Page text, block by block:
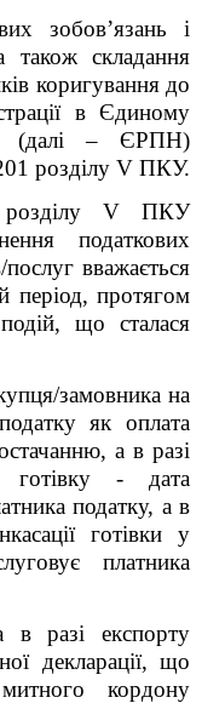
зобов’язань і
складання
коригування до
в Єдиному
(далі – ЄРПН)
розділу V ПКУ.
VПКУ
податкових
вважається
період, протягом
що сталася
замовника на
як оплата
а в разі
готівку - дата
податку, а в
готівки у
платника
в разі експорту
декларації, що
кордону